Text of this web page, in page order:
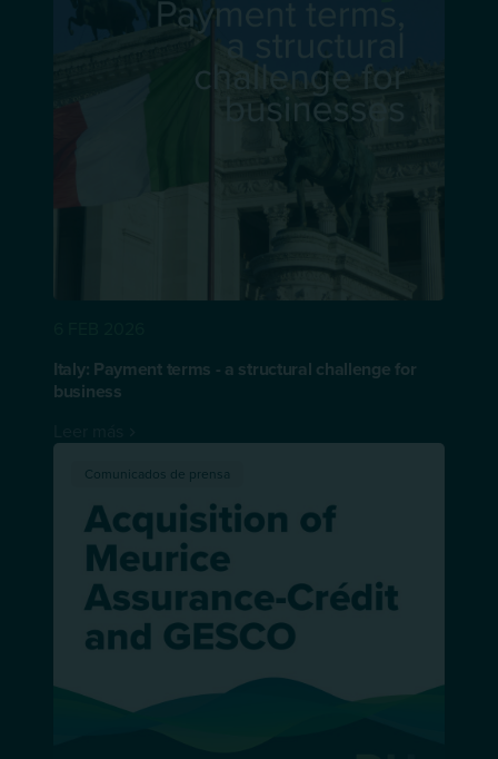
Italy: Payment terms - a structural challenge for
business
Comunicados de prensa